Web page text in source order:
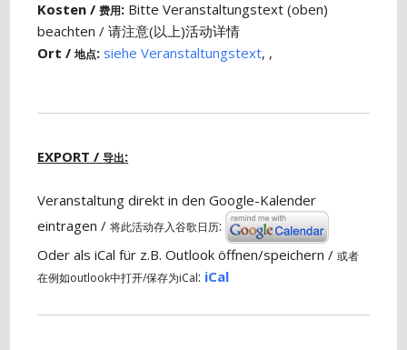
Kosten /费用: Bitte Veranstaltungstext (oben)
beachten / 请注意(以上)活动详情
Ort /地点: siehe Veranstaltungstext, ,
EXPORT /导出:
Veranstaltung direkt in den Google-Kalender
eintragen /将此活动存入谷歌日历:
Oder als iCal für z.B. Outlook öffnen/speichern /或者
在例如outlook中打开/保存为iCal: iCal